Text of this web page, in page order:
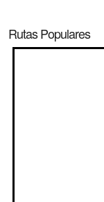
Rutas Populares